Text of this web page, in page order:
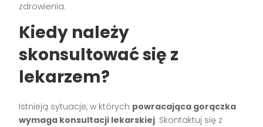
zdrowienia.
Kiedy należy
skonsultować się z
lekarzem?
Istnieją sytuacje, w których powracająca gorączka
wymaga konsultacji lekarskiej. Skontaktuj się z